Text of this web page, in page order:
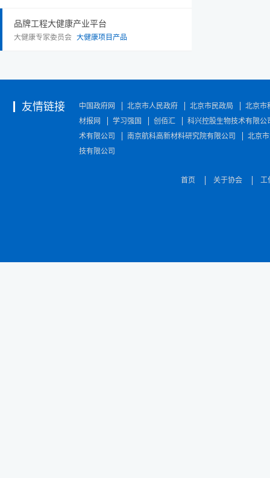
品牌工程大健康产业平台
大健康专家委员会 大健康项目产品
友情链接 中国政府网 北京市人民政府 北京市民政局
北京市
材报网
学习强国 创佰汇
科兴控股生物技术有限公
术有限公司
南京航科高新材料研究院有限公司
北京
技有限公司
首页 关于协会 工